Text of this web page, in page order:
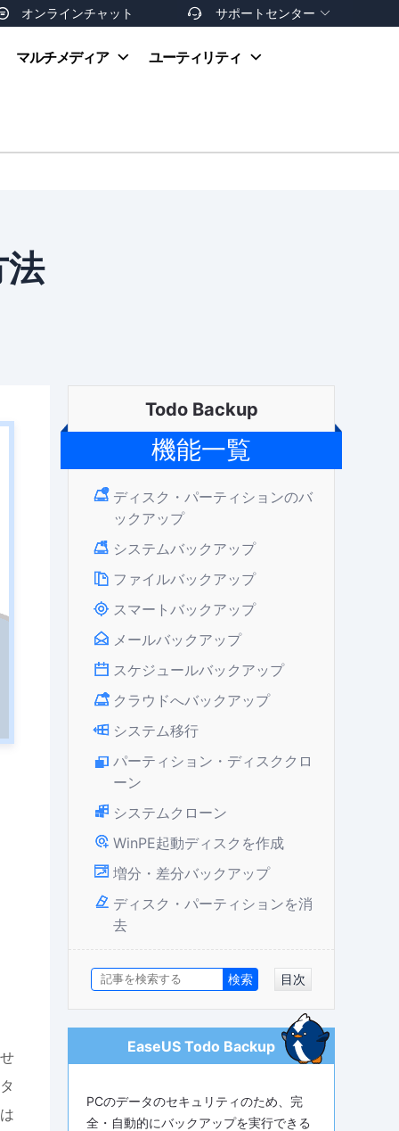
オンラインチャット  サポートセンター 
お支払い方法
マルチメディア ユーティリティ
Todo Backup
機能一覧
ディスク・パーティションのバ
ックアップ
システムバックアップ
ファイルバックアップ
スマートバックアップ
メールバックアップ
スケジュールバックアップ
クラウドへバックアップ
システム移行
パーティション・ディスククロ
ーン
システムクローン
WinPE起動ディスクを作成
増分・差分バックアップ
ディスク・パーティションを消
去
目次
EaseUS Todo Backup
PCのデータのセキュリティのため、完
全・自動的にバックアップを実行できる